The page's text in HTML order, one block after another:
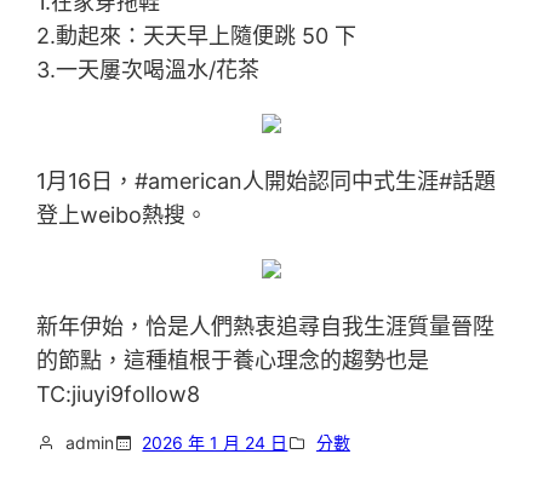
2.動起來：天天早上隨便跳 50 下
3.一天屢次喝溫水/花茶
1月16日，#american人開始認同中式生涯#話題
登上weibo熱搜。
新年伊始，恰是人們熱衷追尋自我生涯質量晉陞
的節點，這種植根于養心理念的趨勢也是
TC:jiuyi9follow8
admin 2026 年 1 月 24 日 分數